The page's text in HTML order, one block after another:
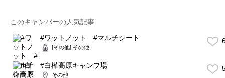
このキャンパーの人気記事
#ワットノット #マルチシート
[その他] その他
#白樺高原キャンプ場
その他